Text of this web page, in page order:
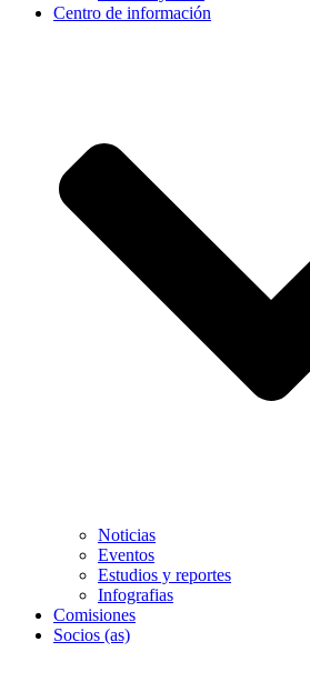
Centro de información
Noticias
Eventos
Estudios y reportes
Infografias
Comisiones
Socios (as)